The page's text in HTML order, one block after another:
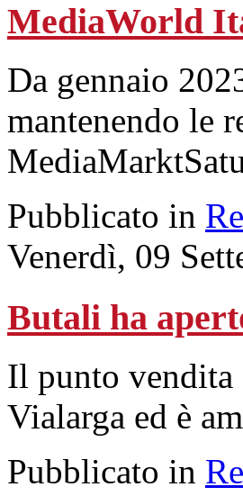
MediaWorld
Da gennaio
mantenendo le
Pubblicato in
Venerdì, 09
Butali ha
Il punto vendita
Vialarga ed è
Pubblicato in